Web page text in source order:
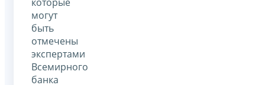
могут
быть
отмечены
экспертами
Всемирного
банка